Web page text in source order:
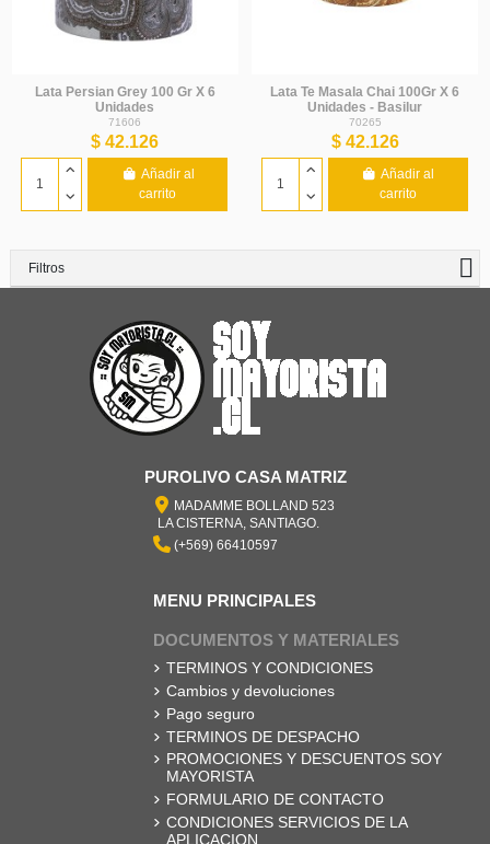
Lata Persian Grey 100 Gr X 6
Unidades
71606
$ 42.126
Añadir al
carrito
Lata Te Masala Chai 100Gr X 6
Unidades - Basilur
70265
$ 42.126
Añadir al
carrito
Filtros
PUROLIVO CASA MATRIZ
MADAMME BOLLAND 523
LA CISTERNA, SANTIAGO.
(+569) 66410597
MENU PRINCIPALES
DOCUMENTOS Y MATERIALES
TERMINOS Y CONDICIONES
Cambios y devoluciones
Pago seguro
TERMINOS DE DESPACHO
PROMOCIONES Y DESCUENTOS SOY
MAYORISTA
FORMULARIO DE CONTACTO
CONDICIONES SERVICIOS DE LA
APLICACION